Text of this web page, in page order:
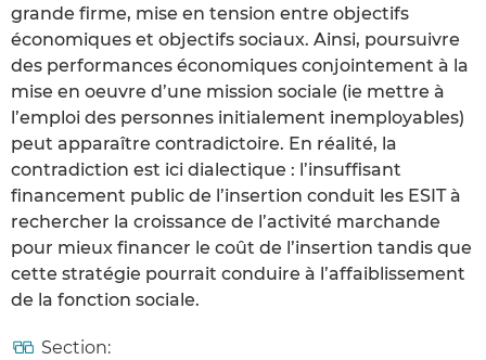
grande firme, mise en tension entre objectifs
économiques et objectifs sociaux. Ainsi, poursuivre
des performances économiques conjointement à la
mise en oeuvre d’une mission sociale (ie mettre à
l’emploi des personnes initialement inemployables)
peut apparaître contradictoire. En réalité, la
contradiction est ici dialectique : l’insuffisant
financement public de l’insertion conduit les ESIT à
rechercher la croissance de l’activité marchande
pour mieux financer le coût de l’insertion tandis que
cette stratégie pourrait conduire à l’affaiblissement
de la fonction sociale.
Section: